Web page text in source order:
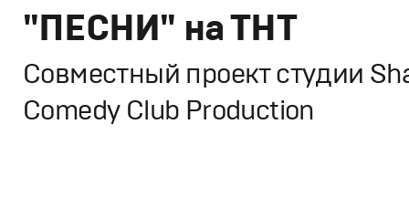
"ПЕСНИ" на ТНТ
Cовместный проект студии
Comedy Club Production